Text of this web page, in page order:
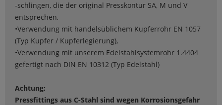
-schlingen, die der original Presskontur SA, M und V
entsprechen,
•Verwendung mit handelsüblichem Kupferrohr EN 1057
(Typ Kupfer / Kupferlegierung),
•Verwendung mit unserem Edelstahlsystemrohr 1.4404
gefertigt nach DIN EN 10312 (Typ Edelstahl)
Achtung:
Pressfittings aus C-Stahl sind wegen Korrosionsgefahr